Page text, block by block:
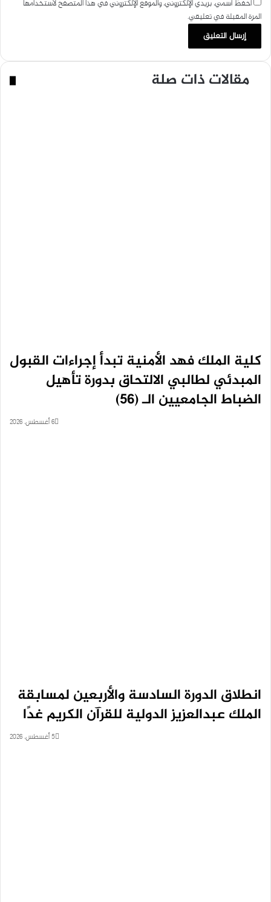
احفظ اسمي، بريدي الإلكتروني، والموقع الإلكتروني في هذا المتصفح لاستخدامها
المرة المقبلة في تعليقي.
مقالات ذات صلة
كلية الملك فهد الأمنية تبدأ إجراءات القبول
المبدئي لطالبي الالتحاق بدورة تأهيل
الضباط الجامعيين الـ (56)
6 أغسطس، 2026
انطلاق الدورة السادسة والأربعين لمسابقة
الملك عبدالعزيز الدولية للقرآن الكريم غدًا
5 أغسطس، 2026